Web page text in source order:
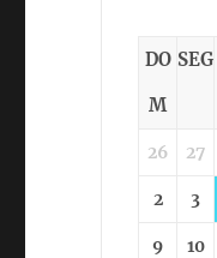
DO
M
SEG
26 27
2 3
9 10